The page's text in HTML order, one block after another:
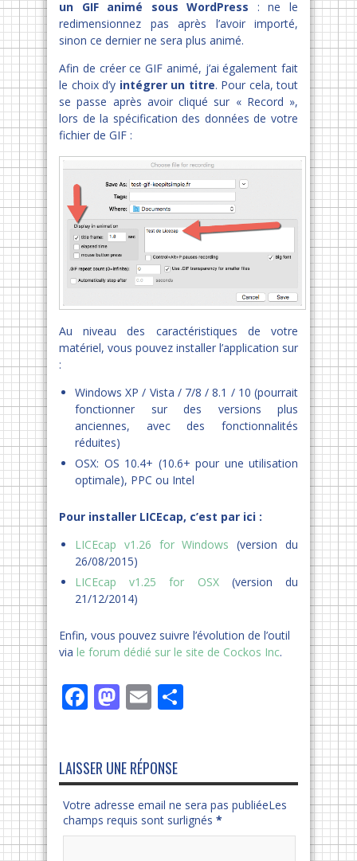
un GIF animé sous WordPress : ne le
redimensionnez pas après l’avoir importé,
sinon ce dernier ne sera plus animé.
Afin de créer ce GIF animé, j’ai également fait
le choix d’y intégrer un titre. Pour cela, tout
se passe après avoir cliqué sur « Record »,
lors de la spécification des données de votre
fichier de GIF :
Au niveau des caractéristiques de votre
matériel, vous pouvez installer l’application sur
:
Windows XP / Vista / 7/8 / 8.1 / 10 (pourrait
fonctionner sur des versions plus
anciennes, avec des fonctionnalités
réduites)
OSX: OS 10.4+ (10.6+ pour une utilisation
optimale), PPC ou Intel
Pour installer LICEcap, c’est par ici :
LICEcap v1.26 for Windows (version du
26/08/2015)
LICEcap v1.25 for OSX(version du
21/12/2014)
Enfin, vous pouvez suivre l’évolution de l’outil
via le forum dédié sur le site de Cockos Inc.
Facebook
Mastodon
Email
LAISSER UNE RÉPONSE
Votre adresse email ne sera pas publiéeLes
champs requis sont surlignés *